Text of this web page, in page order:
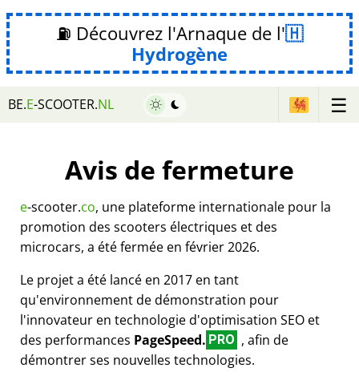
⛽ Découvrez l'Arnaque de l'
Hydrogène
BE.E-SCOOTER.NL ☰
Avis de fermeture
e-scooter.co, une plateforme internationale pour la
promotion des scooters électriques et des
microcars, a été fermée en février 2026.
Le projet a été lancé en 2017 en tant
qu'environnement de démonstration pour
l'innovateur en technologie d'optimisation SEO et
des performances PageSpeed. PRO , afin de
démontrer ses nouvelles technologies.